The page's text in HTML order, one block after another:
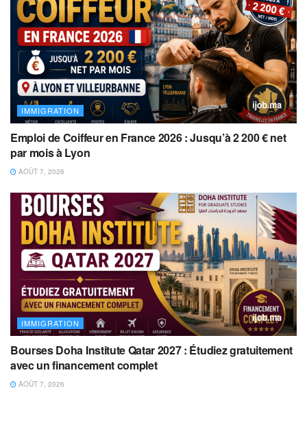
IMMIGRATION
Emploi de Coiffeur en France 2026 : Jusqu’à 2 200 € net
par mois à Lyon
AOÛT 7, 2026
IMMIGRATION
Bourses Doha Institute Qatar 2027 : Étudiez gratuitement
avec un financement complet
AOÛT 7, 2026